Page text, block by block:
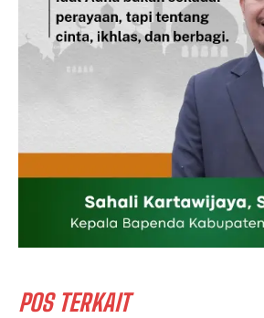
POS TERKAIT